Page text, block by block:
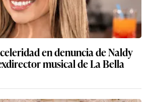
en denuncia de Naldy
musical de La Bella